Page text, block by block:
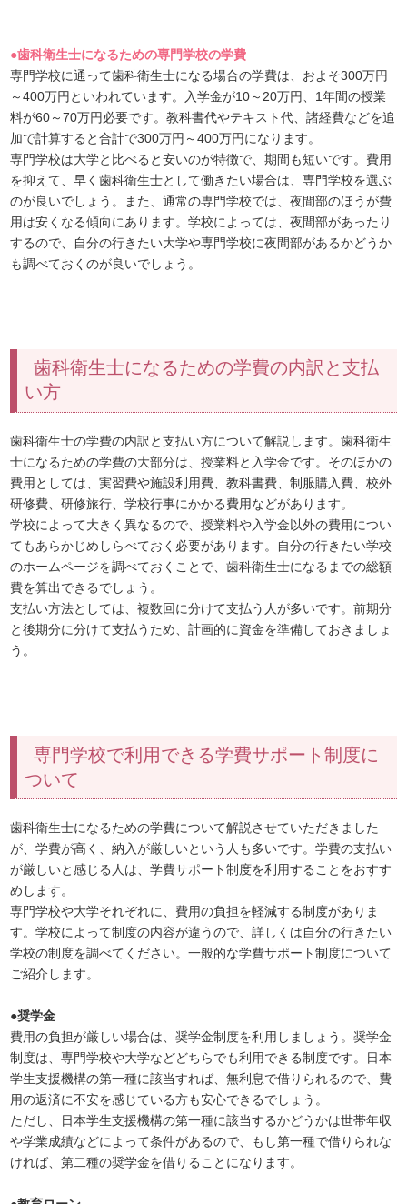
●歯科衛生士になるための専門学校の学費
専門学校に通って歯科衛生士になる場合の学費は、およそ300万円
～400万円といわれています。入学金が10～20万円、1年間の授業
料が60～70万円必要です。教科書代やテキスト代、諸経費などを追
加で計算すると合計で300万円～400万円になります。
専門学校は大学と比べると安いのが特徴で、期間も短いです。費用
を抑えて、早く歯科衛生士として働きたい場合は、専門学校を選ぶ
のが良いでしょう。また、通常の専門学校では、夜間部のほうが費
用は安くなる傾向にあります。学校によっては、夜間部があったり
するので、自分の行きたい大学や専門学校に夜間部があるかどうか
も調べておくのが良いでしょう。
歯科衛生士になるための学費の内訳と支払
い方
歯科衛生士の学費の内訳と支払い方について解説します。歯科衛生
士になるための学費の大部分は、授業料と入学金です。そのほかの
費用としては、実習費や施設利用費、教科書費、制服購入費、校外
研修費、研修旅行、学校行事にかかる費用などがあります。
学校によって大きく異なるので、授業料や入学金以外の費用につい
てもあらかじめしらべておく必要があります。自分の行きたい学校
のホームページを調べておくことで、歯科衛生士になるまでの総額
費を算出できるでしょう。
支払い方法としては、複数回に分けて支払う人が多いです。前期分
と後期分に分けて支払うため、計画的に資金を準備しておきましょ
う。
専門学校で利用できる学費サポート制度に
ついて
歯科衛生士になるための学費について解説させていただきました
が、学費が高く、納入が厳しいという人も多いです。学費の支払い
が厳しいと感じる人は、学費サポート制度を利用することをおすす
めします。
専門学校や大学それぞれに、費用の負担を軽減する制度がありま
す。学校によって制度の内容が違うので、詳しくは自分の行きたい
学校の制度を調べてください。一般的な学費サポート制度について
ご紹介します。
●奨学金
費用の負担が厳しい場合は、奨学金制度を利用しましょう。奨学金
制度は、専門学校や大学などどちらでも利用できる制度です。日本
学生支援機構の第一種に該当すれば、無利息で借りられるので、費
用の返済に不安を感じている方も安心できるでしょう。
ただし、日本学生支援機構の第一種に該当するかどうかは世帯年収
や学業成績などによって条件があるので、もし第一種で借りられな
ければ、第二種の奨学金を借りることになります。